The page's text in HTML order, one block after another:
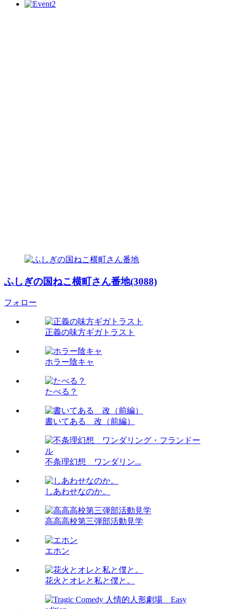
ふしぎの国ねこ横町さん番地(3088)
フォロー
正義の味方ギガトラスト
ホラー陰キャ
たべる？
書いてある 改（前編）
不条理幻想 ワンダリン...
しあわせなのか。
高高高校第三弾部活動見学
エホン
花火とオレと私と僕と。